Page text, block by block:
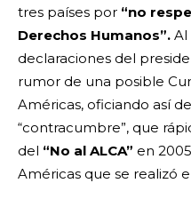
tres países por “no
Derechos Humanos”. Al
declaraciones del
rumor de una posible
Américas, oficiando así
“contracumbre”, que
del “No al ALCA” en
Américas que se realizó